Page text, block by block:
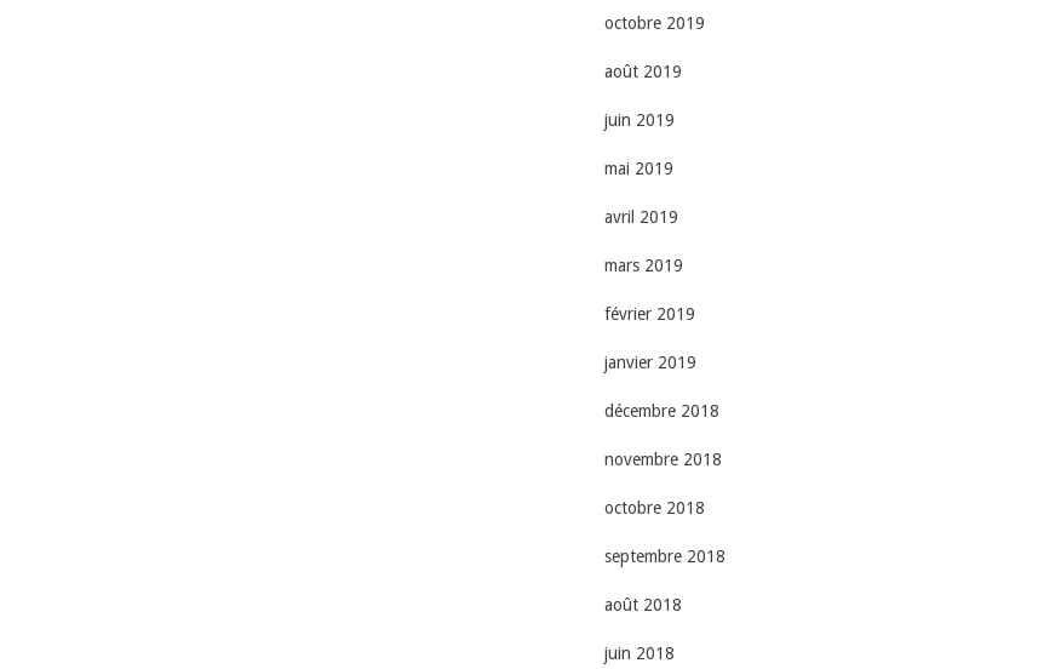
octobre 2019
août 2019
juin 2019
mai 2019
avril 2019
mars 2019
février 2019
janvier 2019
décembre 2018
novembre 2018
octobre 2018
septembre 2018
août 2018
juin 2018